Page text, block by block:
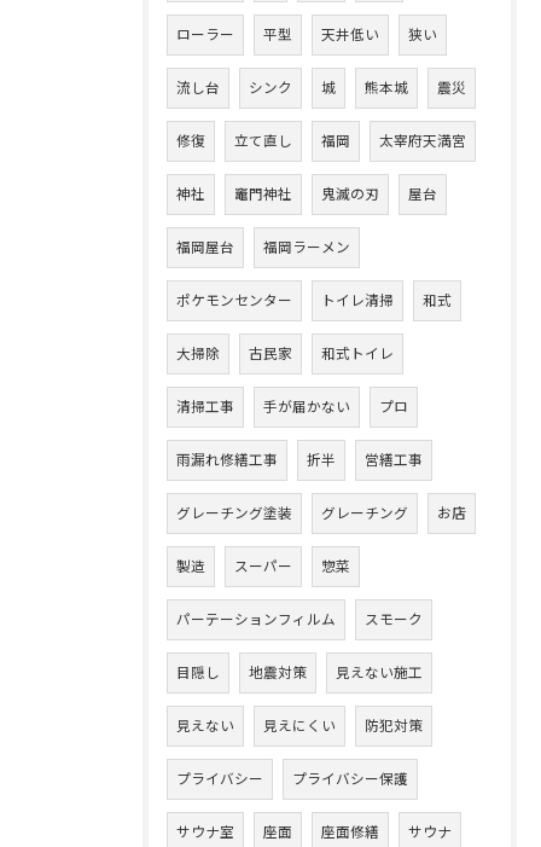
ローラー 平型 天井低い 狭い
流し台 シンク 城 熊本城 震災
修復 立て直し 福岡 太宰府天満宮
神社 竈門神社 鬼滅の刃 屋台
福岡屋台 福岡ラーメン
ポケモンセンター トイレ清掃 和式
大掃除 古民家 和式トイレ
清掃工事 手が届かない プロ
雨漏れ修繕工事 折半 営繕工事
グレーチング塗装 グレーチング お店
製造 スーパー 惣菜
パーテーションフィルム スモーク
目隠し 地震対策 見えない施工
見えない 見えにくい 防犯対策
プライバシー プライバシー保護
サウナ室 座面 座面修繕 サウナ